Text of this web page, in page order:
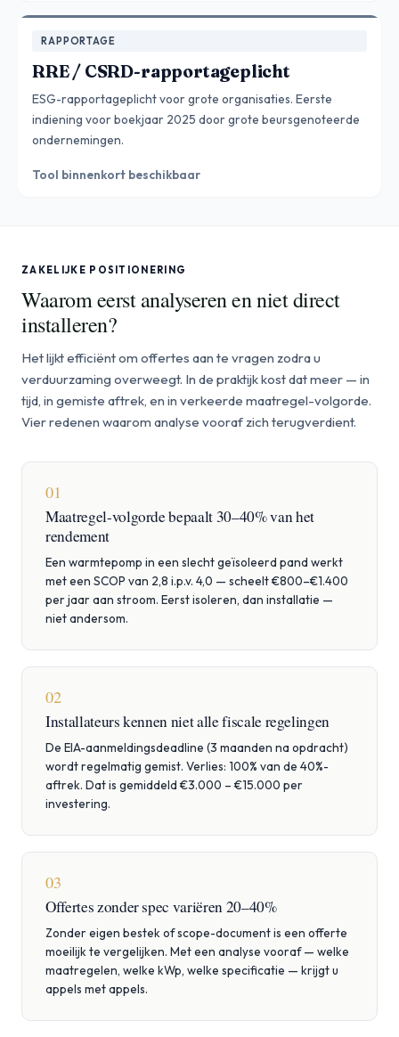
RAPPORTAGE
RRE / CSRD-rapportageplicht
ESG-rapportageplicht voor grote organisaties. Eerste
indiening voor boekjaar 2025 door grote beursgenoteerde
ondernemingen.
Tool binnenkort beschikbaar
ZAKELIJKE POSITIONERING
Waarom eerst analyseren en niet direct
installeren?
Het lijkt efficiënt om offertes aan te vragen zodra u
verduurzaming overweegt. In de praktijk kost dat meer — in
tijd, in gemiste aftrek, en in verkeerde maatregel-volgorde.
Vier redenen waarom analyse vooraf zich terugverdient.
01
Maatregel-volgorde bepaalt 30–40% van het
rendement
Een warmtepomp in een slecht geïsoleerd pand werkt
met een SCOP van 2,8 i.p.v. 4,0 — scheelt €800–€1.400
per jaar aan stroom. Eerst isoleren, dan installatie —
niet andersom.
02
Installateurs kennen niet alle fiscale regelingen
De EIA-aanmeldingsdeadline (3 maanden na opdracht)
wordt regelmatig gemist. Verlies: 100% van de 40%-
aftrek. Dat is gemiddeld €3.000 – €15.000 per
investering.
03
Offertes zonder spec variëren 20–40%
Zonder eigen bestek of scope-document is een offerte
moeilijk te vergelijken. Met een analyse vooraf — welke
maatregelen, welke kWp, welke specificatie — krijgt u
appels met appels.